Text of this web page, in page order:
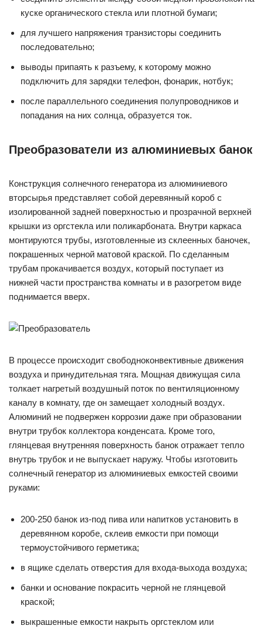
куске органического стекла или плотной бумаги;
для лучшего напряжения транзисторы соединить
последовательно;
выводы припаять к разъему, к которому можно
подключить для зарядки телефон, фонарик, нотбук;
после параллельного соединения полупроводников и
попадания на них солнца, образуется ток.
Преобразователи из алюминиевых банок
Конструкция солнечного генератора из алюминиевого
вторсырья представляет собой деревянный короб с
изолированной задней поверхностью и прозрачной верхней
крышки из оргстекла или поликарбоната. Внутри каркаса
монтируются трубы, изготовленные из склеенных баночек,
покрашенных черной матовой краской. По сделанным
трубам прокачивается воздух, который поступает из
нижней части пространства комнаты и в разогретом виде
поднимается вверх.
В процессе происходит свободноконвективные движения
воздуха и принудительная тяга. Мощная движущая сила
толкает нагретый воздушный поток по вентиляционному
каналу в комнату, где он замещает холодный воздух.
Алюминий не подвержен коррозии даже при образовании
внутри трубок коллектора конденсата. Кроме того,
глянцевая внутренняя поверхность банок отражает тепло
внутрь трубок и не выпускает наружу. Чтобы изготовить
солнечный генератор из алюминиевых емкостей своими
руками:
200-250 банок из-под пива или напитков установить в
деревянном коробе, склеив емкости при помощи
термоустойчивого герметика;
в ящике сделать отверстия для входа-выхода воздуха;
банки и основание покрасить черной не глянцевой
краской;
выкрашенные емкости накрыть оргстеклом или